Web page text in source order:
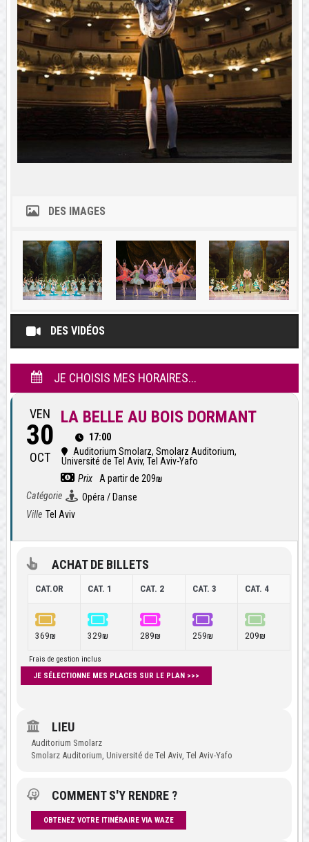
DES IMAGES
DES VIDÉOS
JE CHOISIS MES HORAIRES...
VEN
30
OCT
LA BELLE AU BOIS DORMANT
17:00
Auditorium Smolarz, Smolarz Auditorium,
Université de Tel Aviv, Tel Aviv-Yafo
Prix
A partir de 209₪
Catégorie
Opéra / Danse
Ville Tel Aviv
ACHAT DE BILLETS
CAT.OR CAT. 1 CAT. 2 CAT. 3 CAT. 4
369₪ 329₪ 289₪ 259₪ 209₪
Frais de gestion inclus
JE SÉLECTIONNE MES PLACES SUR LE PLAN >>>
LIEU
Auditorium Smolarz
Smolarz Auditorium, Université de Tel Aviv, Tel Aviv-Yafo
COMMENT S'Y RENDRE ?
OBTENEZ VOTRE ITINÉRAIRE VIA WAZE